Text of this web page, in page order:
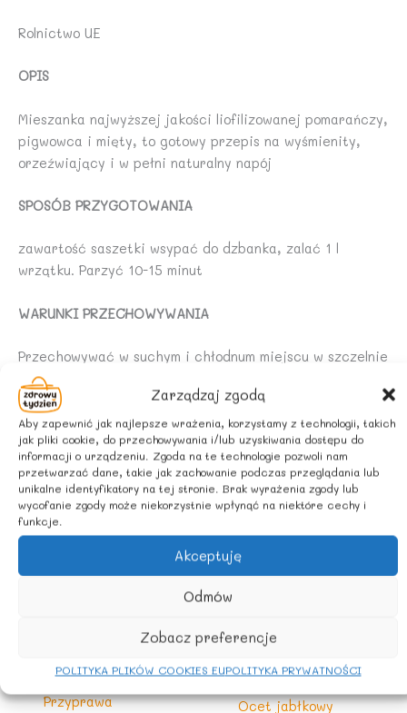
Zarządzaj zgodą
Aby zapewnić jak najlepsze wrażenia, korzystamy z technologii, takich
jak pliki cookie, do przechowywania i/lub uzyskiwania dostępu do
informacji o urządzeniu. Zgoda na te technologie pozwoli nam
przetwarzać dane, takie jak zachowanie podczas przeglądania lub
unikalne identyfikatory na tej stronie. Brak wyrażenia zgody lub
wycofanie zgody może niekorzystnie wpłynąć na niektóre cechy i
funkcje.
Akceptuję
Odmów
Zobacz preferencje
POLITYKA PLIKÓW COOKIES EUPOLITYKA PRYWATNOŚCI
Rolnictwo UE
OPIS
Mieszanka najwyższej jakości liofilizowanej pomarańczy,
pigwowca i mięty, to gotowy przepis na wyśmienity,
orzeźwiający i w pełni naturalny napój
SPOSÓB PRZYGOTOWANIA
zawartość saszetki wsypać do dzbanka, zalać 1 l
wrzątku. Parzyć 10-15 minut
WARUNKI PRZECHOWYWANIA
Przechowywać w suchym i chłodnum miejscu w szczelnie
zamkniętym opakowaniu.
Podobne produkty
Do gotowania
Przyprawa
Ocet jabłkowy